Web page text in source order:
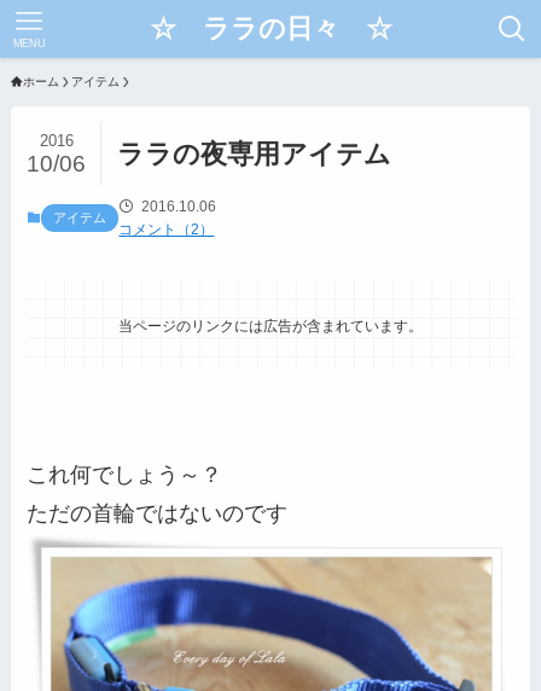
☆ ララの日々 ☆
MENU
ホーム アイテム
ララの夜専用アイテム
2016
10/06
アイテム
2016.10.06
コメント（2）
当ページのリンクには広告が含まれています。
これ何でしょう～？
ただの首輪ではないのです